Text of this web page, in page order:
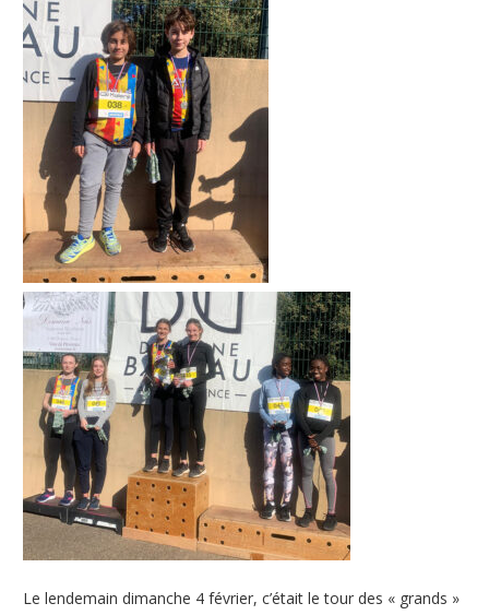
Le lendemain dimanche 4 février, c’était le tour des « grands »